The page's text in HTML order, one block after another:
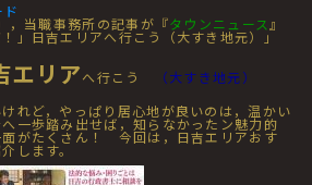
，当職事務所の記事が『タウンニュース 』
」日吉エリアへ行こう（大すき地元）」
エリアへ行こう （大すき地元）
れど，やっぱり居心地が良いのは，温かい
一歩踏み出せば，知らなかったン魅力的
面がたくさん！ 今回は，日吉エリアおす
します。